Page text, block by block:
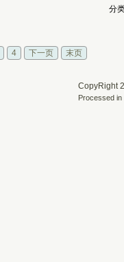
分
4 下一页 末页
CopyRight
Processed in